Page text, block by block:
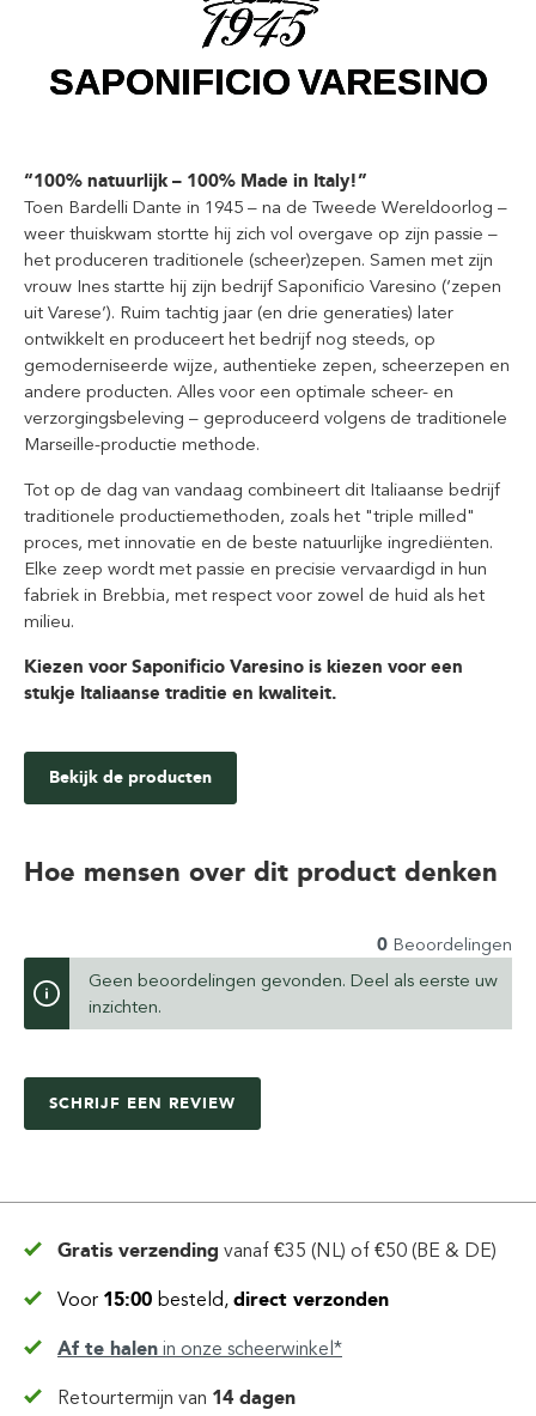
“100% natuurlijk – 100% Made in Italy!”
Toen Bardelli Dante in 1945 – na de Tweede Wereldoorlog –
weer thuiskwam stortte hij zich vol overgave op zijn passie –
het produceren traditionele (scheer)zepen. Samen met zijn
vrouw Ines startte hij zijn bedrijf Saponificio Varesino (‘zepen
uit Varese’). Ruim tachtig jaar (en drie generaties) later
ontwikkelt en produceert het bedrijf nog steeds, op
gemoderniseerde wijze, authentieke zepen, scheerzepen en
andere producten. Alles voor een optimale scheer- en
verzorgingsbeleving – geproduceerd volgens de traditionele
Marseille-productie methode.
Tot op de dag van vandaag combineert dit Italiaanse bedrijf
traditionele productiemethoden, zoals het "triple milled"
proces, met innovatie en de beste natuurlijke ingrediënten.
Elke zeep wordt met passie en precisie vervaardigd in hun
fabriek in Brebbia, met respect voor zowel de huid als het
milieu.
Kiezen voor Saponificio Varesino is kiezen voor een
stukje Italiaanse traditie en kwaliteit.
Bekijk de producten
Hoe mensen over dit product denken
0 Beoordelingen
Geen beoordelingen gevonden. Deel als eerste uw
inzichten.
SCHRIJF EEN REVIEW
Gratis verzending vanaf €35 (NL) of €50 (BE & DE)
Voor 15:00 besteld, direct verzonden
Af te halen in onze scheerwinkel*
Retourtermijn van 14 dagen